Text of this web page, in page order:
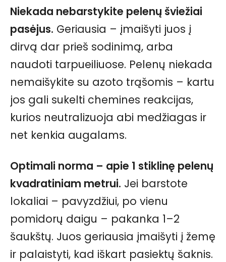
Niekada nebarstykite pelenų šviežiai
pasėjus. Geriausia – įmaišyti juos į
dirvą dar prieš sodinimą, arba
naudoti tarpueiliuose. Pelenų niekada
nemaišykite su azoto trąšomis – kartu
jos gali sukelti chemines reakcijas,
kurios neutralizuoja abi medžiagas ir
net kenkia augalams.
Optimali norma – apie 1 stiklinę pelenų
kvadratiniam metrui. Jei barstote
lokaliai – pavyzdžiui, po vienu
pomidorų daigu – pakanka 1–2
šaukštų. Juos geriausia įmaišyti į žemę
ir palaistyti, kad iškart pasiektų šaknis.